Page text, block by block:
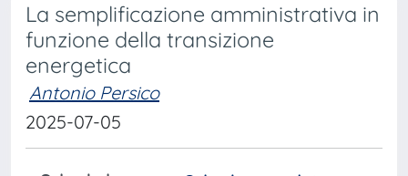
La semplificazione amministrativa in
funzione della transizione
energetica
Antonio Persico
2025-07-05